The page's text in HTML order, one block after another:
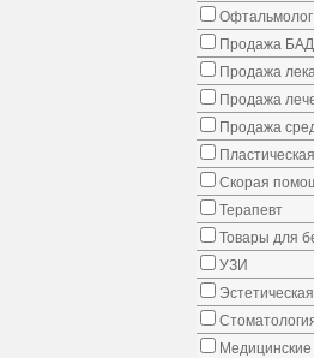
Офтальмолог
Продажа
Продажа
Продажа
Продажа
Скорая
Терапевт
Товары для
УЗИ
Медицинские